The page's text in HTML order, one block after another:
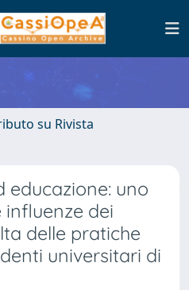
su Rivista
educazione: uno
influenze dei
delle pratiche
universitari di